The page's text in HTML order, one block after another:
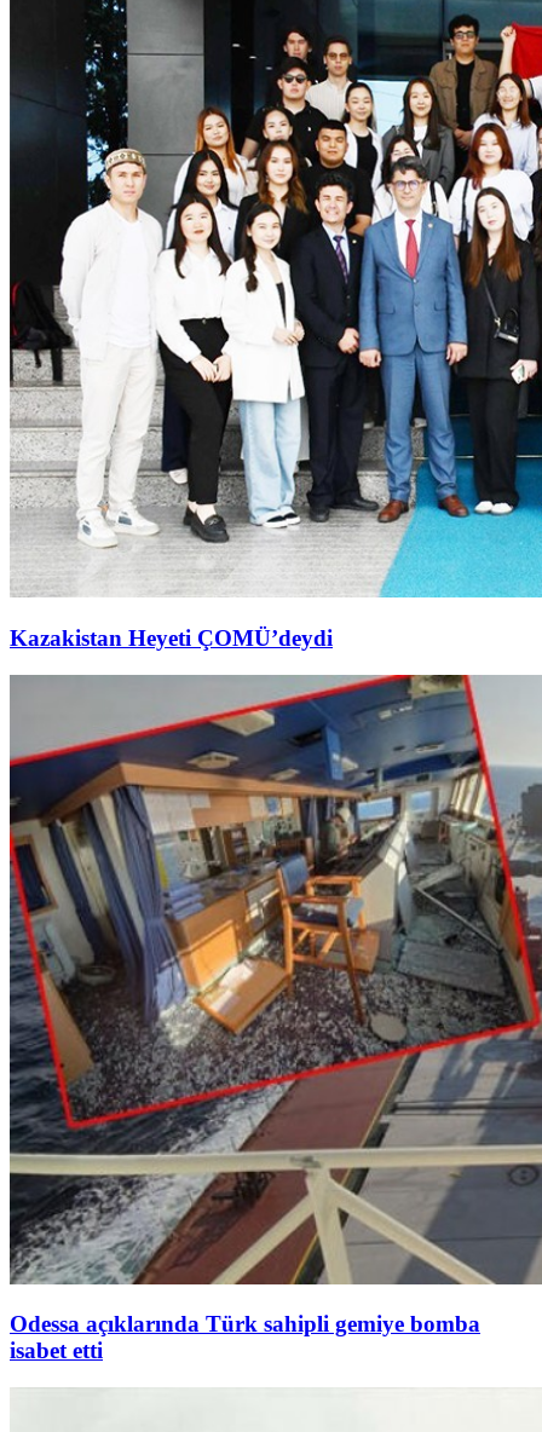
Kazakistan Heyeti ÇOMÜ’deydi
Odessa açıklarında Türk sahipli gemiye bomba
isabet etti